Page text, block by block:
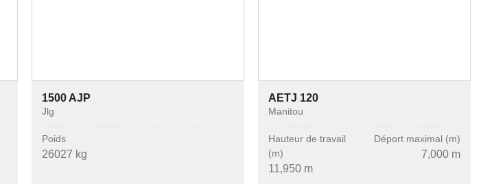
1500 AJP
Jlg
Poids
26027 kg
AETJ 120
Manitou
Hauteur de travail
(m)
11,950 m
Déport maximal (m)
7,000 m